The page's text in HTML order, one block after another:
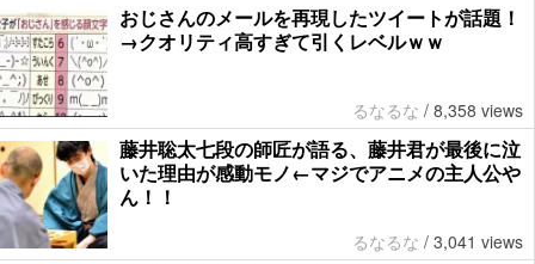
おじさんのメールを再現したツイートが話題！
→クオリティ高すぎて引くレベルｗｗ
るなるな / 8,358 views
藤井聡太七段の師匠が語る、藤井君が最後に泣
いた理由が感動モノ←マジでアニメの主人公や
ん！！
るなるな / 3,041 views